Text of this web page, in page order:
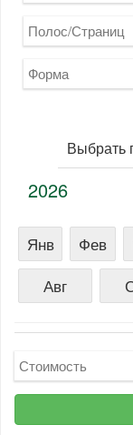
Полос/Страниц
Форма
Выбрать
2026
Янв Фев
Авг
Стоимость